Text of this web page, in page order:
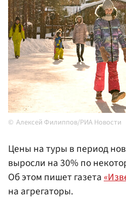
Алексей Филиппов/РИА Новости
Цены на туры в период
выросли на 30% по
Об этом пишет газета
на агрегаторы.